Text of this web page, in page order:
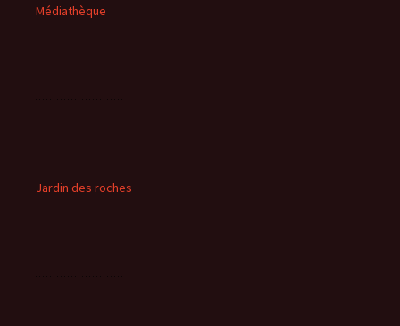
Médiathèque
Jardin des roches